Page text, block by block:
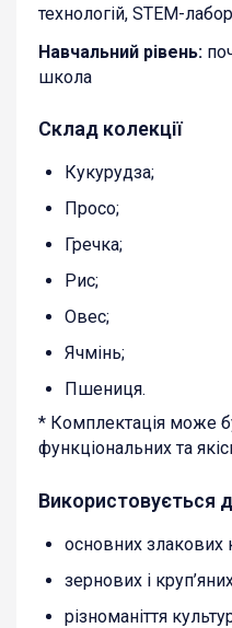
технологій, STEM-
Навчальний рівень:
школа
Склад колекції
Кукурудза;
Просо;
Гречка;
Рис;
Овес;
Ячмінь;
Пшениця.
* Комплектація може
функціональних та
Використовується
основних злакових
зернових і
різноманіття